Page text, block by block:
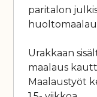
paritalon
Urakkaan
maalaus
Maalaustyöt